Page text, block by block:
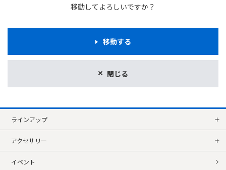
移動してよろしいですか？
閉じる
移動する
ラインアップ
アクセサリー
イベント